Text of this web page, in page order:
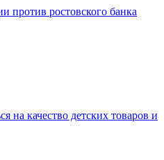
против ростовского банка
на качество детских товаров и